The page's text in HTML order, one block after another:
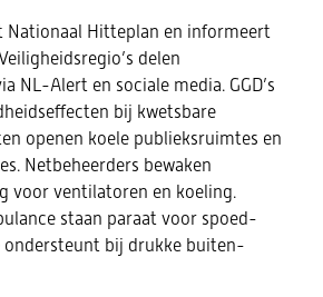
Nationaal Hitteplan en informeert
delen
NL-Alert en sociale media. GGD’s
bij kwetsbare
openen koele publieksruimtes en
Netbeheerders bewaken
voor ventilatoren en koeling.
staan paraat voor spoed­
ondersteunt bij drukke buiten­